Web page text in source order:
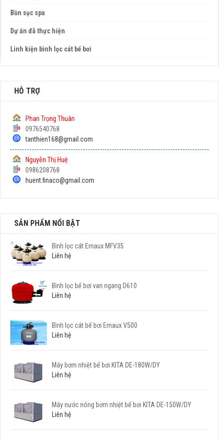
Bồn sục spa
Dự án đã thực hiện
Linh kiện bình lọc cát bể bơi
HỖ TRỢ
Phan Trọng Thuân
0976540768
tanthien168@gmail.com
Nguyễn Thị Huệ
0986208768
huent.finaco@gmail.com
SẢN PHẨM NỔI BẬT
Bình lọc cát Emaux MFV35
Liên hệ
Bình lọc bể bơi van ngang D610
Liên hệ
Bình lọc cát bể bơi Emaux V500
Liên hệ
Máy bơm nhiệt bể bơi KITA DE-180W/DY
Liên hệ
Máy nước nóng bơm nhiệt bể bơi KITA DE-150W/DY
Liên hệ